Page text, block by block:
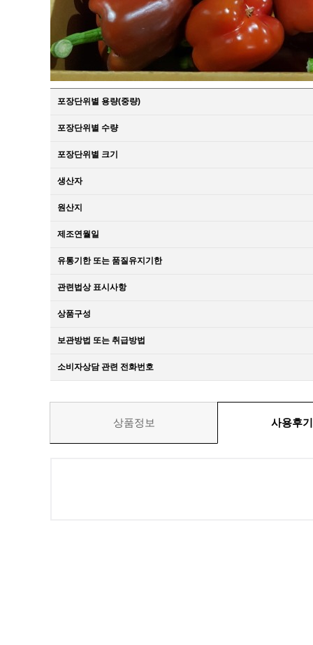
포장단위별 용량(중량)
포장단위별 수량
포장단위별 크기
생산자
원산지
제조연월일
유통기한 또는 품질유지기한
관련법상 표시사항
상품구성
보관방법 또는 취급방법
소비자상담 관련 전화번호
상품정보 사용후